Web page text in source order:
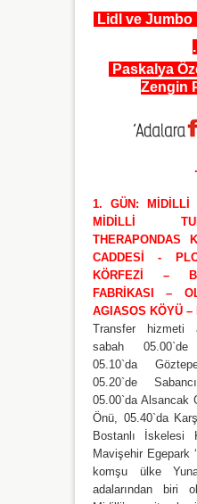
Lidl ve Jumbo
Paskalya
Zengin
1. GÜN:
MİDİLLİ
THERAPONDAS
CADDESİ -
KÖRFEZİ –
FABRİKASI –
AGIASOS KÖYÜ –
Transfer hizmeti
sabah
05.10`da
05.20`de
05.00`da Alsancak
Önü, 05.40`da
Bostanlı İskelesi
Mavişehir Egepark
komşu ülke
adalarından biri